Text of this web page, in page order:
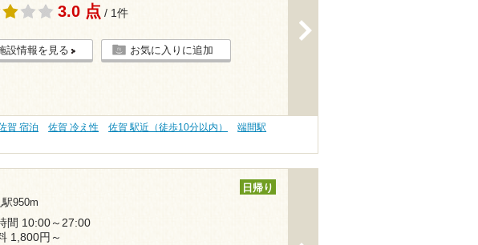
3.0 点 / 1件
設情報を見る お気に入りに追加
賀 宿泊 佐賀 冷え性 佐賀 駅近（徒歩10分以内）
端間駅
950m
日帰り
間 10:00～27:00
1,800円～